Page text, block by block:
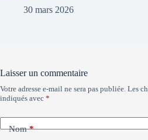
30 mars 2026
Laisser un commentaire
Votre adresse e-mail ne sera pas publiée. Les
indiqués avec *
Nom*